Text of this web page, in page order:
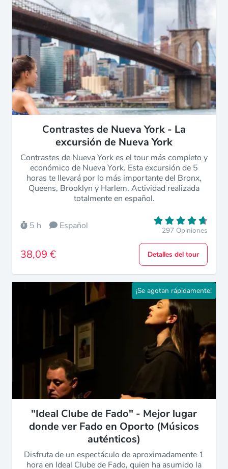
Contrastes de Nueva York - La
excursión de Nueva York
Contrastes de Nueva York es el tour más completo y
económico de Nueva York. Esta excursión de 5
horas te llevará por lo más importante del Bronx,
Queens, Brooklyn y Harlem. Actividad realizada
totalmente en español.
5 h Español 297 Opiniones
38,09 € Detalles del tour
¡Se agotan rápidamente!
"Ideal Clube de Fado" - Mejor lugar
donde ver Fado en Oporto (Músicos
auténticos)
Disfruta de un espectáculo de aproximadamente 1
hora en Ideal Clube de Fado, quien ha asumido la